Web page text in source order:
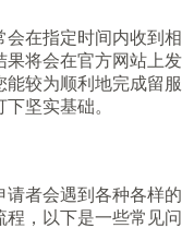
在指定时间内收到相
果将会在官方网站上发
较为顺利地完成留服
坚实基础。
者会遇到各种各样的
，以下是一些常见问